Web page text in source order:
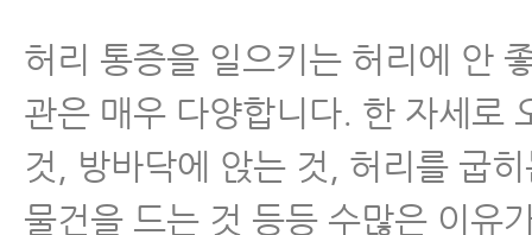
꼭 알아야 할 8가지
- 목디스크운동 절대로
하지 말아야 할 3가지
- 목디스크병원 잘 고르는 법
허리 통증을 일으키는 허리에 안
관은 매우 다양합니다. 한 자세로
것, 방바닥에 앉는 것, 허리를 굽
물건을 드는 것 등등 수많은 이유